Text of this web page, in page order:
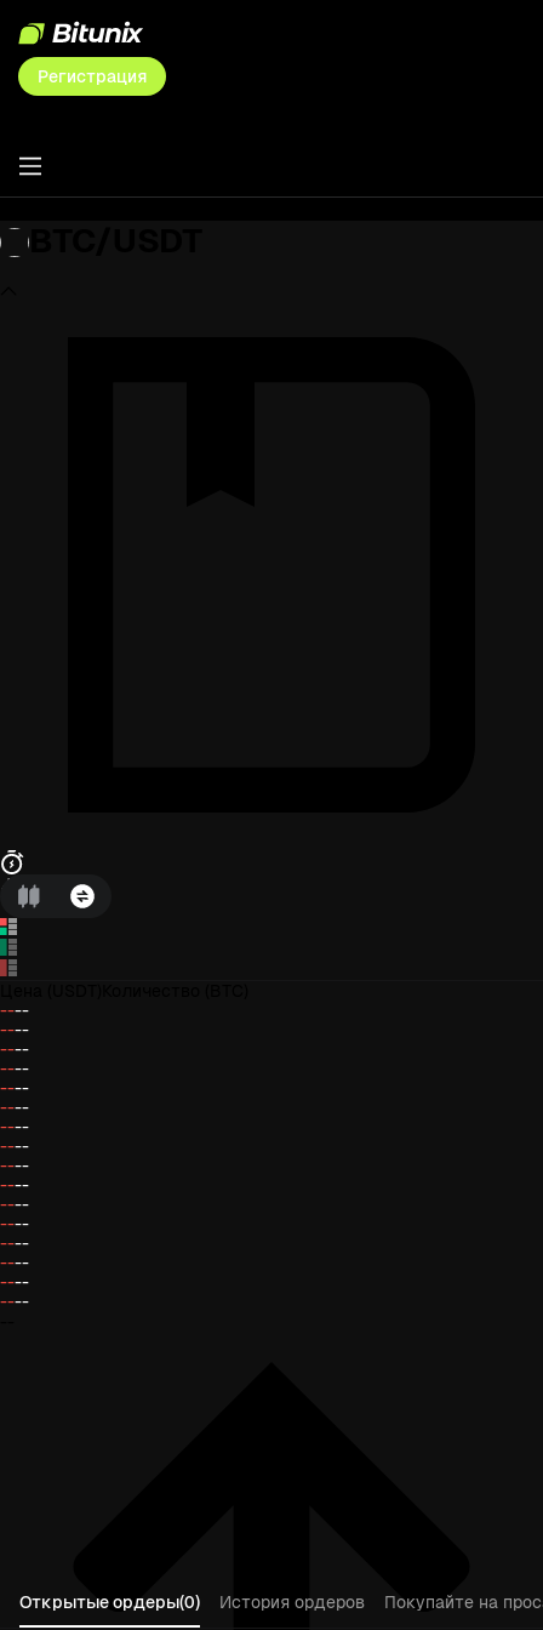
Регистрация
----
----
----
----
----
----
----
----
----
----
----
----
----
----
----
----
Открытые ордеры(0) История ордеров
Покупайте на